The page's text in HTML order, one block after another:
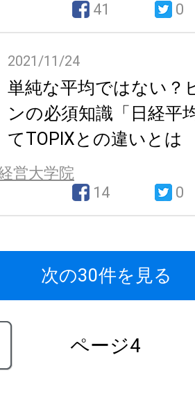
41
0
2021/11/24
単純な平均ではない？
ンの必須知識「日経平
てTOPIXとの違いとは
営大学院
14
0
次の30件を見る
ページ4